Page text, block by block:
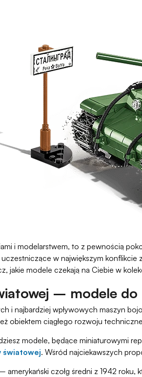
i modelarstwem, to z pewnością
w największym
jakie modele czekają na Ciebie w
– modele
i najbardziej wpływowych maszyn
obiektem ciągłego rozwoju
modele, będące miniaturowymi
światowej. Wśród najciekawszych
czołg średni z 1942